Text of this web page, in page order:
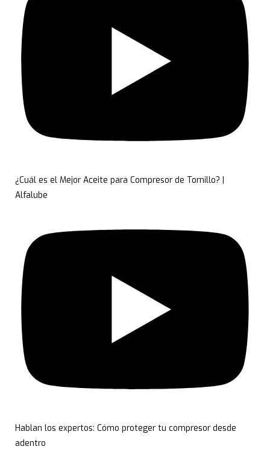
¿Cuál es el Mejor Aceite para Compresor de Tornillo? |
Alfalube
Hablan los expertos: Cómo proteger tu compresor desde
adentro